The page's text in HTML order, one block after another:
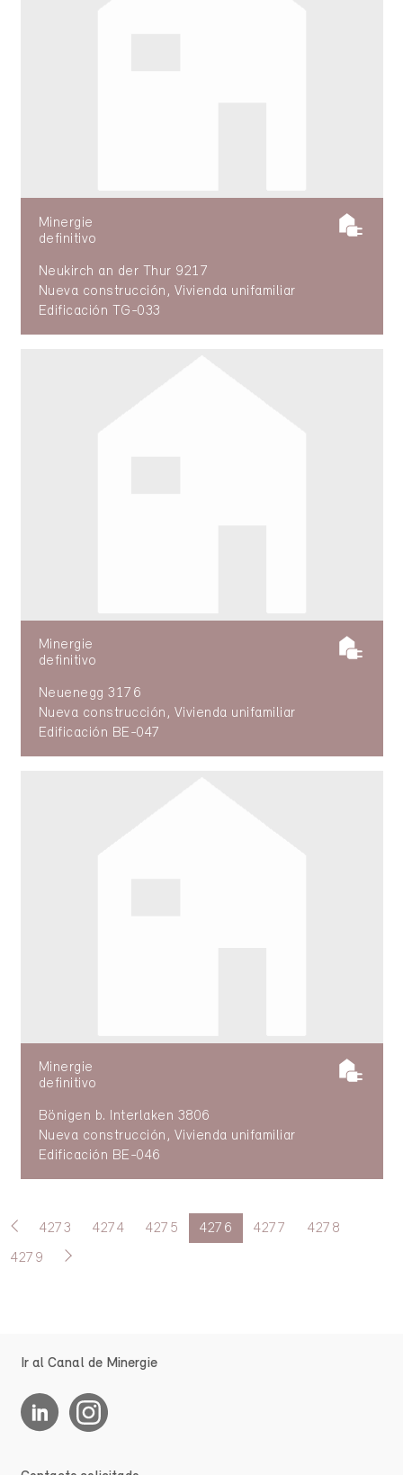
Minergie
definitivo
Neukirch an der Thur 9217
Nueva construcción, Vivienda unifamiliar
Edificación TG-033
Minergie
definitivo
Neuenegg 3176
Nueva construcción, Vivienda unifamiliar
Edificación BE-047
Minergie
definitivo
Bönigen b. Interlaken 3806
Nueva construcción, Vivienda unifamiliar
Edificación BE-046
4273 4274 4275 4276 4277 4278
4279
Ir al Canal de Minergie